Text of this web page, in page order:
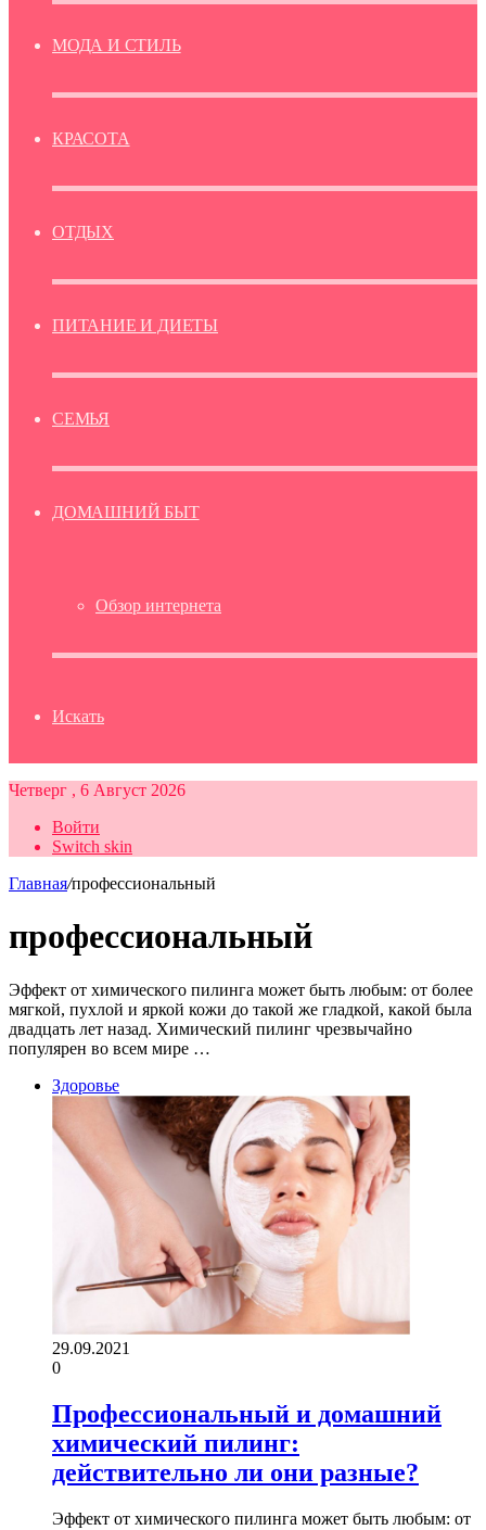
МОДА И СТИЛЬ
КРАСОТА
ОТДЫХ
ПИТАНИЕ И ДИЕТЫ
СЕМЬЯ
ДОМАШНИЙ БЫТ
Обзор интернета
Искать
Четверг , 6 Август 2026
Войти
Switch skin
Главная/профессиональный
профессиональный
Эффект от химического пилинга может быть любым: от более
мягкой, пухлой и яркой кожи до такой же гладкой, какой была
двадцать лет назад. Химический пилинг чрезвычайно
популярен во всем мире …
Здоровье
29.09.2021
0
Профессиональный и домашний
химический пилинг:
действительно ли они разные?
Эффект от химического пилинга может быть любым: от